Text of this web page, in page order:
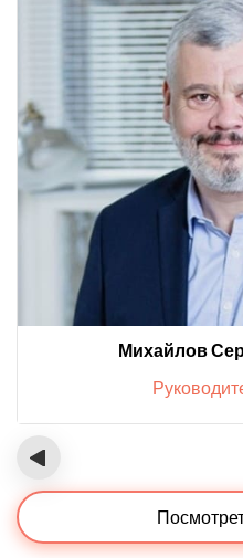
Михайлов
‹